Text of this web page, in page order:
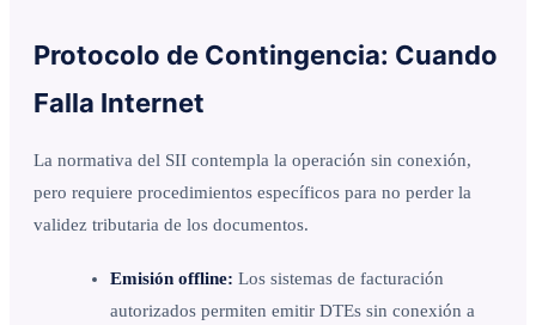
Protocolo de Contingencia: Cuando
Falla Internet
La normativa del SII contempla la operación sin conexión,
pero requiere procedimientos específicos para no perder la
validez tributaria de los documentos.
Emisión offline: Los sistemas de facturación
autorizados permiten emitir DTEs sin conexión a